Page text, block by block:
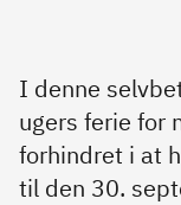
I denne
ugers ferie for
forhindret i at
til den 30.